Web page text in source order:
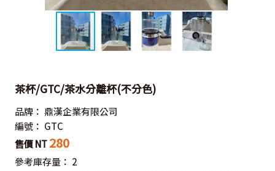
茶杯/GTC/茶水分離杯(不分色)
品牌： 鼎漢企業有限公司
編號： GTC
售價 NT 280
參考庫存量： 2